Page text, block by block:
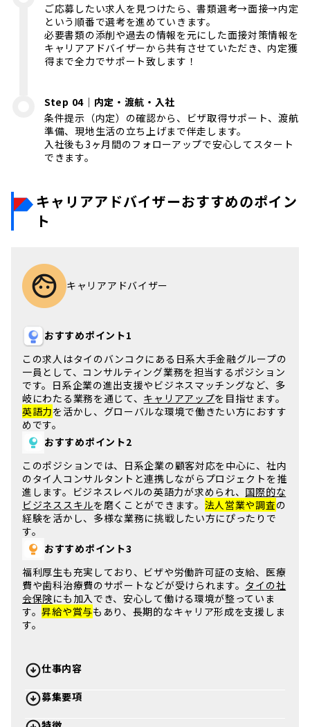
ご応募したい求人を見つけたら、書類選考→面接→内定
という順番で選考を進めていきます。
必要書類の添削や過去の情報を元にした面接対策情報を
キャリアアドバイザーから共有させていただき、内定獲
得まで全力でサポート致します！
Step 04｜内定・渡航・入社
条件提示（内定）の確認から、ビザ取得サポート、渡航
準備、現地生活の立ち上げまで伴走します。
入社後も3ヶ月間のフォローアップで安心してスタート
できます。
キャリアアドバイザーおすすめのポイン
ト
キャリアアドバイザー
おすすめポイント1
この求人はタイ のバンコク にある日系大手金融グループの
一員として、 コンサルティング業務を担当するポジション
です。 日系企業の進出支援やビジネスマッチングなど、多
岐にわたる業務を通じて、 キャリアアップを目指せます。
英語力を活かし、 グローバルな環境で働きたい方におすす
めです。
おすすめポイント2
このポジションでは、 日系企業の顧客対応を中心に、社内
のタイ人コンサルタントと連携しながらプロジェクトを推
進します。 ビジネスレベルの英語力が求められ、 国際的な
ビジネススキルを磨くことができます。 法人営業や調査の
経験を活かし、 多様な業務に挑戦したい方にぴったりで
す。
おすすめポイント3
福利厚生も充実しており、 ビザや労働許可証の支給、 医療
費や歯科治療費のサポートなどが受けられます。 タイの社
会保険にも加入でき、安心して働ける環境が整っていま
す。昇給や賞与もあり、 長期的なキャリア形成を支援しま
す。
仕事内容
募集要項